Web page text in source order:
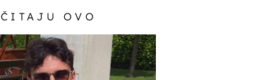
ČITAJU OVO